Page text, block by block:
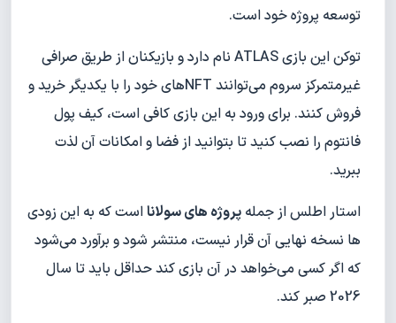
توسعه پروژه خود است.
توکن این بازی ATLAS نام دارد و بازیکنان از طریق صرافی
غیرمتمرکز سروم می‌توانند NFTهای خود را با یکدیگر خرید و
فروش کنند. برای ورود به این بازی کافی است، کیف پول
فانتوم را نصب کنید تا بتوانید از فضا و امکانات آن لذت
ببرید.
استار اطلس از جمله پروژه های سولانااست که به این زودی
ها نسخه نهایی آن قرار نیست، منتشر شود و برآورد می‌شود
که اگر کسی می‌خواهد در آن بازی کند حداقل باید تا سال
2026 صبر کند.